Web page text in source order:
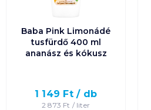
Baba Pink Limonádé
tusfürdő 400 ml
ananász és kókusz
1 149 Ft / db
2 873 Ft / liter